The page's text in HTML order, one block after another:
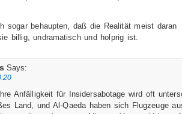
sogar behaupten, daß die Realität meist daran
billig, undramatisch und holprig ist.
Says:
Anfälligkeit für Insidersabotage wird oft
Land, und Al-Qaeda haben sich Flugzeuge